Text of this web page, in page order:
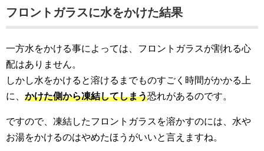
フロントガラスに水をかけた結果
一方水をかける事によっては、フロントガラスが割れる心
配はありません。
しかし水をかけると溶けるまでものすごく時間がかかる上
に、 かけた側から凍結してしまう恐れがあるのです。
ですので、凍結したフロントガラスを溶かすのには、水や
お湯をかけるのはやめたほうがいいと言えますね。